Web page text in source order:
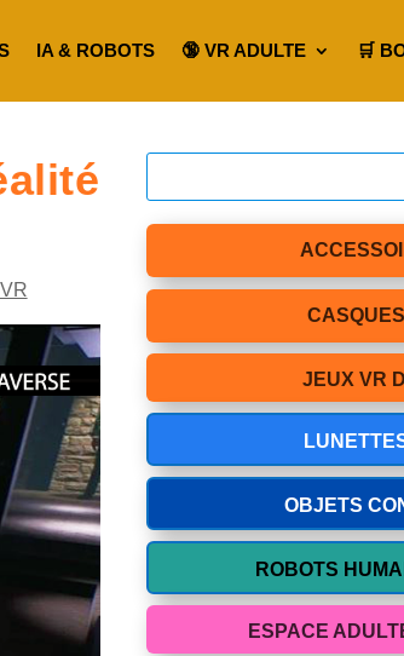
IA & ROBOTS 🔞 VR ADULTE 🛒
JEUX VR
OBJETS
ROBOTS
ESPACE